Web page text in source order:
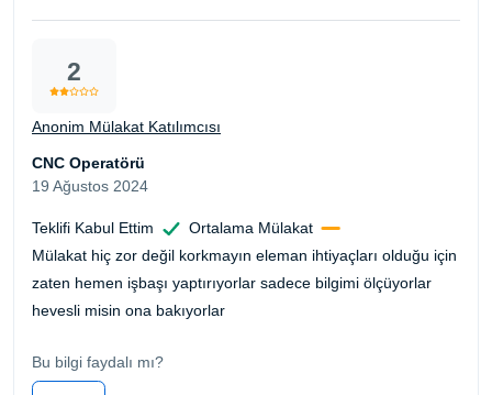
2
Anonim Mülakat Katılımcısı
CNC Operatörü
19 Ağustos 2024
Teklifi Kabul Ettim
Ortalama Mülakat
Mülakat hiç zor değil korkmayın eleman ihtiyaçları olduğu için
zaten hemen işbaşı yaptırıyorlar sadece bilgimi ölçüyorlar
hevesli misin ona bakıyorlar
Bu bilgi faydalı mı?